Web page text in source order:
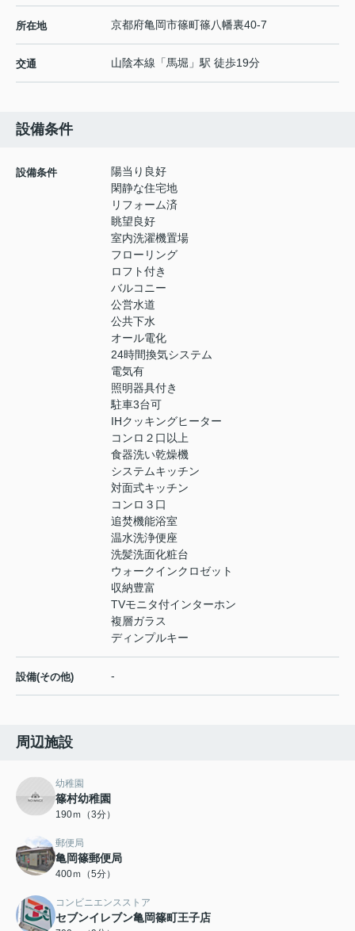
所在地 京都府亀岡市篠町篠八幡裏40-7
交通 山陰本線 「馬堀 」駅 徒歩19分
設備条件
設備条件
陽当り良好
閑静な住宅地
リフォーム済
眺望良好
室内洗濯機置場
フローリング
ロフト付き
バルコニー
公営水道
公共下水
オール電化
24時間換気システム
電気有
照明器具付き
駐車3台可
IHクッキングヒーター
コンロ２口以上
食器洗い乾燥機
システムキッチン
対面式キッチン
コンロ３口
追焚機能浴室
温水洗浄便座
洗髪洗面化粧台
ウォークインクロゼット
収納豊富
TVモニタ付インターホン
複層ガラス
ディンプルキー
設備(その他) -
周辺施設
幼稚園
篠村幼稚園
190ｍ（3分）
郵便局
亀岡篠郵便局
400ｍ（5分）
コンビニエンスストア
セブンイレブン亀岡篠町王子店